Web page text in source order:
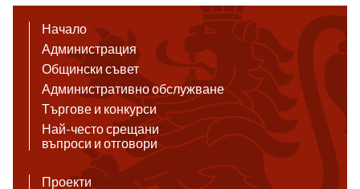
Начало
Администрация
Общински съвет
Административно обслужване
Търгове и конкурси
Най-често срещани
въпроси и отговори
Проекти